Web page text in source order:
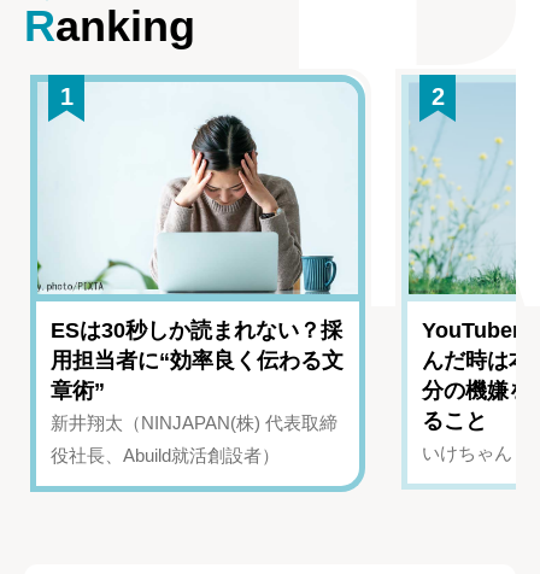
Ranking
1
ESは30秒しか読まれない？採
用担当者に“効率良く伝わる文
章術”
新井翔太（NINJAPAN(株) 代表取締
役社長、Abuild就活創設者）
2
YouTuber
んだ時は
分の機嫌を
ること
いけちゃん（